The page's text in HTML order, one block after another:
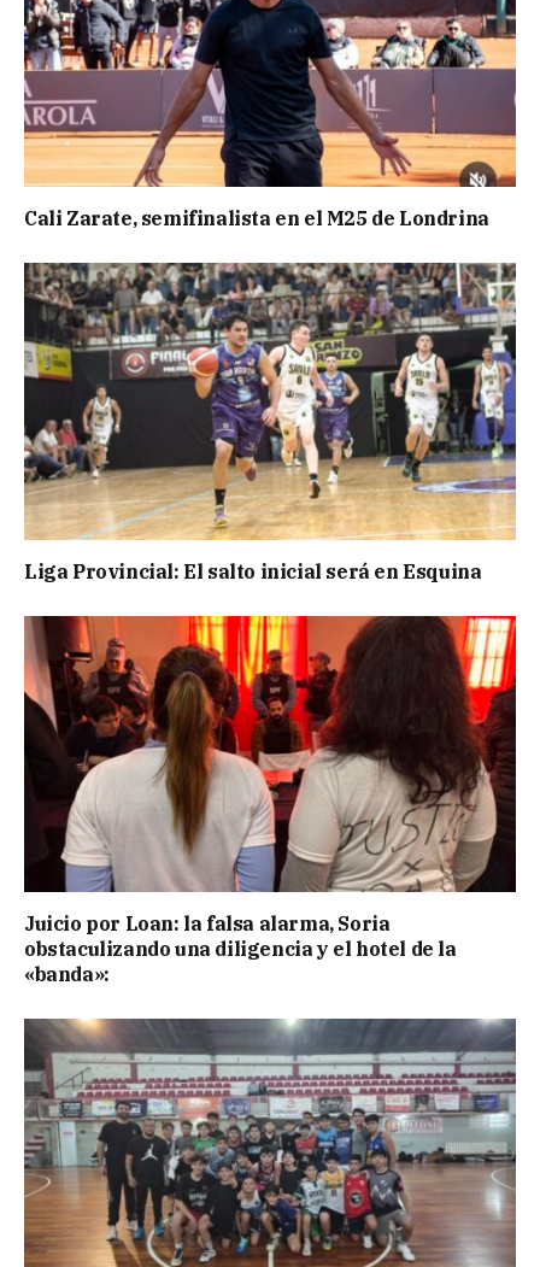
Cali Zarate, semifinalista en el M25 de Londrina
Liga Provincial: El salto inicial será en Esquina
Juicio por Loan: la falsa alarma, Soria
obstaculizando una diligencia y el hotel de la
«banda»: